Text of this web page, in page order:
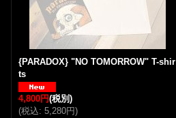
{PARADOX} "NO TOMORROW" T-shir
ts
4,800円(税別)
(税込: 5,280円)